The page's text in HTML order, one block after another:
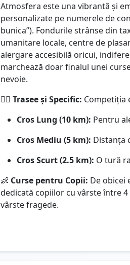
Atmosfera este una vibrantă și
personalizate pe numerele de
bunica”). Fondurile strânse din
umanitare locale, centre de
alergare accesibilă oricui,
marchează doar finalul unei
nevoie.
🏃‍♂️ Trasee și Specific: Competiția
Cros Lung (10 km): Pentru
Cros Mediu (5 km): Distanța
Cros Scurt (2.5 km): O tură
👶 Curse pentru Copii: De obicei
dedicată copiilor cu vârste între
vârste fragede.